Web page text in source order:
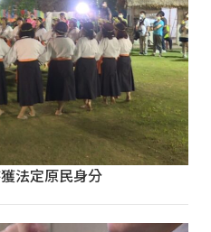
法定原民身分